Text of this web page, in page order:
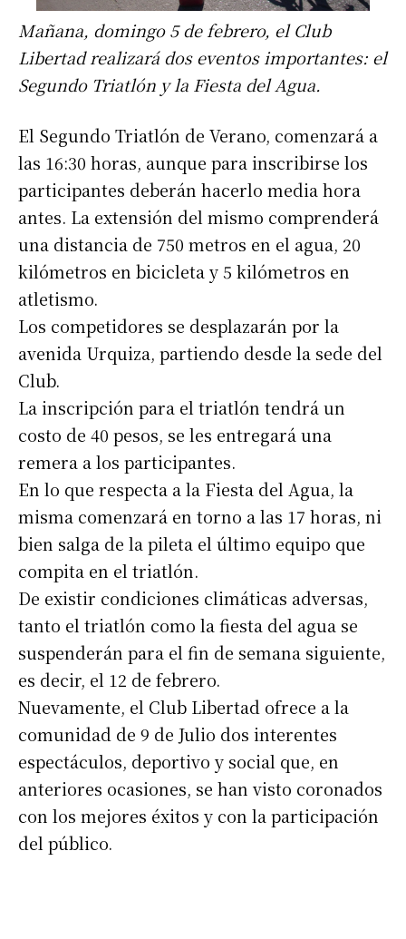
Mañana, domingo 5 de febrero, el Club
Libertad realizará dos eventos importantes: el
Segundo Triatlón y la Fiesta del Agua.
El Segundo Triatlón de Verano, comenzará a
las 16:30 horas, aunque para inscribirse los
participantes deberán hacerlo media hora
antes. La extensión del mismo comprenderá
una distancia de 750 metros en el agua, 20
kilómetros en bicicleta y 5 kilómetros en
atletismo.
Los competidores se desplazarán por la
avenida Urquiza, partiendo desde la sede del
Club.
La inscripción para el triatlón tendrá un
costo de 40 pesos, se les entregará una
remera a los participantes.
En lo que respecta a la Fiesta del Agua, la
misma comenzará en torno a las 17 horas, ni
bien salga de la pileta el último equipo que
compita en el triatlón.
De existir condiciones climáticas adversas,
tanto el triatlón como la fiesta del agua se
suspenderán para el fin de semana siguiente,
es decir, el 12 de febrero.
Nuevamente, el Club Libertad ofrece a la
comunidad de 9 de Julio dos interentes
espectáculos, deportivo y social que, en
anteriores ocasiones, se han visto coronados
con los mejores éxitos y con la participación
del público.